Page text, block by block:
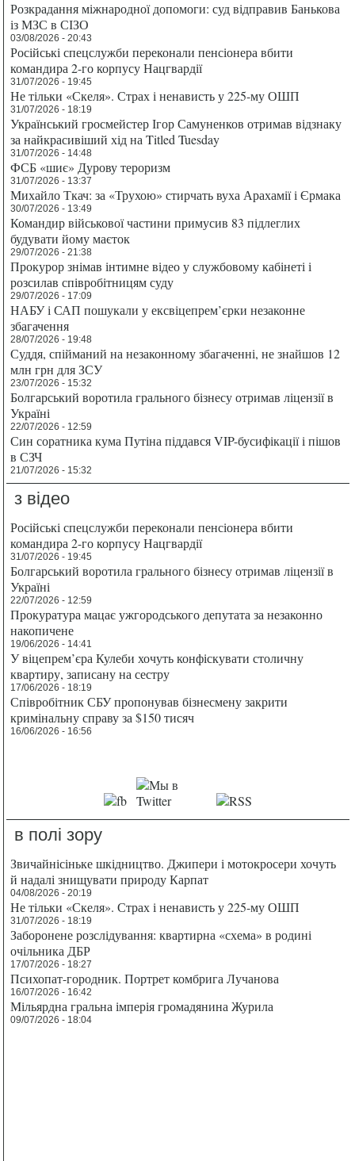
Розкрадання міжнародної допомоги: суд відправив Банькова
із МЗС в СІЗО
03/08/2026 - 20:43
Російські спецслужби переконали пенсіонера вбити
командира 2-го корпусу Нацгвардії
31/07/2026 - 19:45
Не тільки «Скеля». Страх і ненависть у 225-му ОШП
31/07/2026 - 18:19
Український гросмейстер Ігор Самуненков отримав відзнаку
за найкрасивіший хід на Titled Tuesday
31/07/2026 - 14:48
ФСБ «шиє» Дурову тероризм
31/07/2026 - 13:37
Михайло Ткач: за «Трухою» стирчать вуха Арахамії і Єрмака
30/07/2026 - 13:49
Командир військової частини примусив 83 підлеглих
будувати йому маєток
29/07/2026 - 21:38
Прокурор знімав інтимне відео у службовому кабінеті і
розсилав співробітницям суду
29/07/2026 - 17:09
НАБУ і САП пошукали у ексвіцепрем’єрки незаконне
збагачення
28/07/2026 - 19:48
Суддя, спійманий на незаконному збагаченні, не знайшов 12
млн грн для ЗСУ
23/07/2026 - 15:32
Болгарський воротила грального бізнесу отримав ліцензії в
Україні
22/07/2026 - 12:59
Син соратника кума Путіна піддався VIP-бусифікації і пішов
в СЗЧ
21/07/2026 - 15:32
з відео
Російські спецслужби переконали пенсіонера вбити
командира 2-го корпусу Нацгвардії
31/07/2026 - 19:45
Болгарський воротила грального бізнесу отримав ліцензії в
Україні
22/07/2026 - 12:59
Прокуратура мацає ужгородського депутата за незаконно
накопичене
19/06/2026 - 14:41
У віцепрем’єра Кулеби хочуть конфіскувати столичну
квартиру, записану на сестру
17/06/2026 - 18:19
Співробітник СБУ пропонував бізнесмену закрити
кримінальну справу за $150 тисяч
16/06/2026 - 16:56
в полі зору
Звичайнісіньке шкідництво. Джипери і мотокросери хочуть
й надалі знищувати природу Карпат
04/08/2026 - 20:19
Не тільки «Скеля». Страх і ненависть у 225-му ОШП
31/07/2026 - 18:19
Заборонене розслідування: квартирна «схема» в родині
очільника ДБР
17/07/2026 - 18:27
Психопат-городник. Портрет комбрига Лучанова
16/07/2026 - 16:42
Мільярдна гральна імперія громадянина Журила
09/07/2026 - 18:04